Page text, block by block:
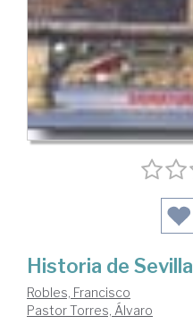
Historia de Sevilla
Robles, Francisco
Pastor Torres, Álvaro